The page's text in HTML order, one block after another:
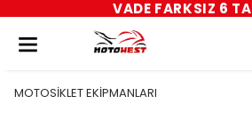
VADE FARKSIZ 6
MOTOSİKLET EKİPMANLARI